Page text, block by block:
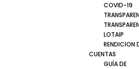
COVID-19
LOTAIP
RENDICION
CUENTAS
GUÍA DE